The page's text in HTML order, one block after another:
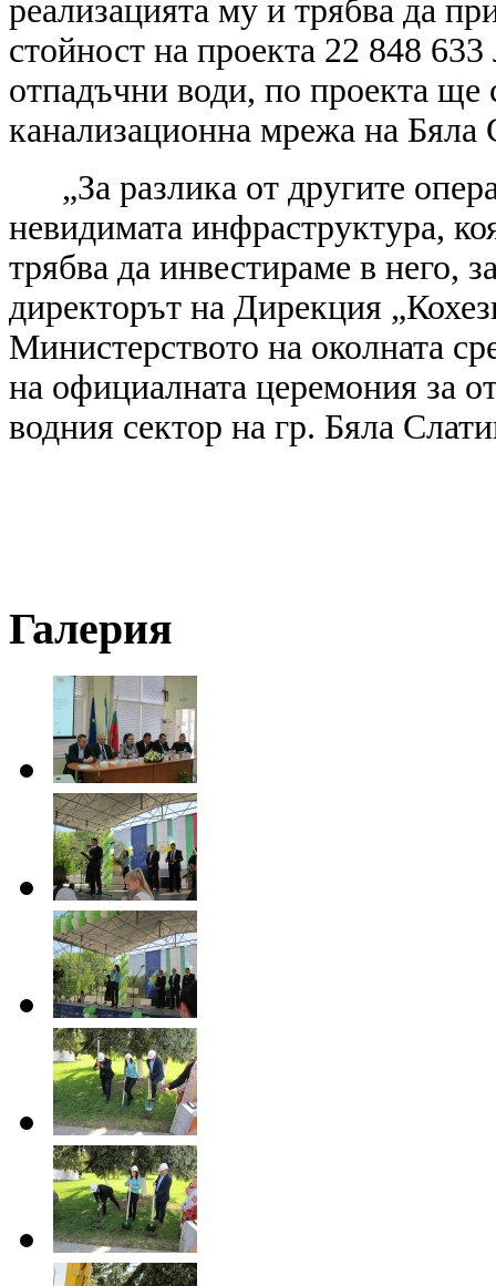
реализацията му и трябва да
стойност на проекта 22 848
отпадъчни води, по проекта ще
канализационна мрежа на Бяла
„За разлика от другите
невидимата инфраструктура,
трябва да инвестираме в него,
директорът на Дирекция
Министерството на околната
на официалната церемония за
водния сектор на гр. Бяла
Галерия